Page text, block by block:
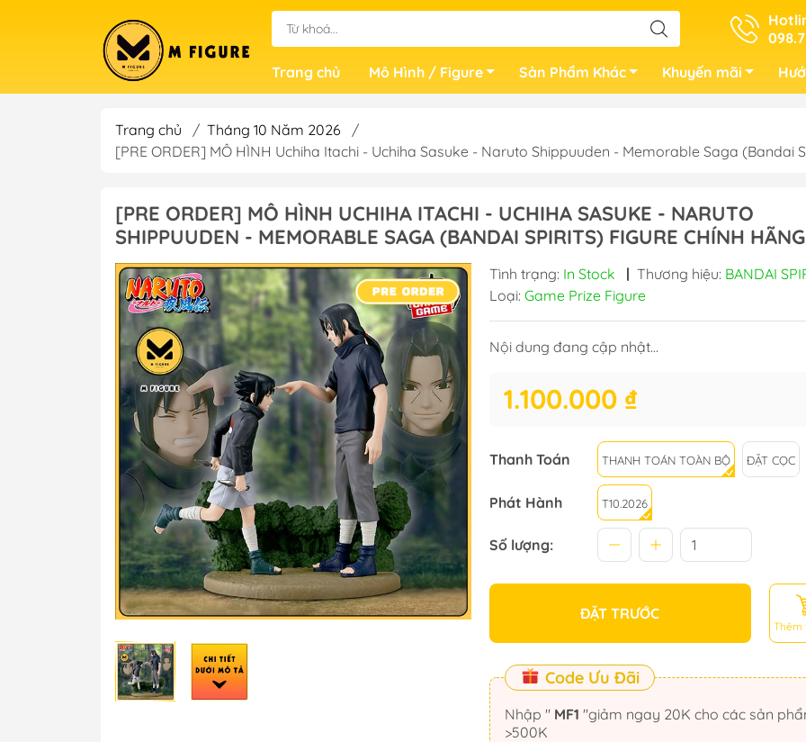
Trang chủ
Mô Hình / Figure Sản Phẩm Khác Khuyến mãi
Trang chủ / Tháng 10 Năm 2026
/
[PRE ORDER] MÔ HÌNH Uchiha Itachi - Uchiha Sasuke - Naruto Shippuuden - Memorable Saga (Bandai
[PRE ORDER] MÔ HÌNH UCHIHA ITACHI - UCHIHA SASUKE - NARUTO
SHIPPUUDEN - MEMORABLE SAGA (BANDAI SPIRITS) FIGURE CHÍNH HÃNG
Tình trạng: In Stock | Thương hiệu: BANDAI
Loại: Game Prize Figure
Nội dung đang cập nhật...
1.100.000 ₫
Thanh Toán THANH TOÁN TOÀN BỘ ĐẶT CỌC
Phát Hành T10.2026
Số lượng:
ĐẶT TRƯỚC
Thêm
Code Ưu Đãi
Nhập " MF1
>500K